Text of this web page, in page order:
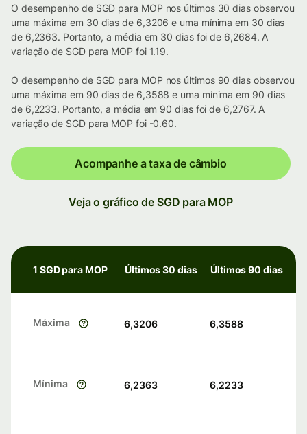
O desempenho de SGD para MOP nos últimos 30 dias observou
uma máxima em 30 dias de 6,3206 e uma mínima em 30 dias
de 6,2363. Portanto, a média em 30 dias foi de 6,2684. A
variação de SGD para MOP foi 1.19.
O desempenho de SGD para MOP nos últimos 90 dias observou
uma máxima em 90 dias de 6,3588 e uma mínima em 90 dias
de 6,2233. Portanto, a média em 90 dias foi de 6,2767. A
variação de SGD para MOP foi -0.60.
Acompanhe a taxa de câmbio
Veja o gráfico de SGD para MOP
1 SGD para MOP Últimos 30 dias Últimos 90 dias
Máxima 6,3206 6,3588
Mínima 6,2363 6,2233